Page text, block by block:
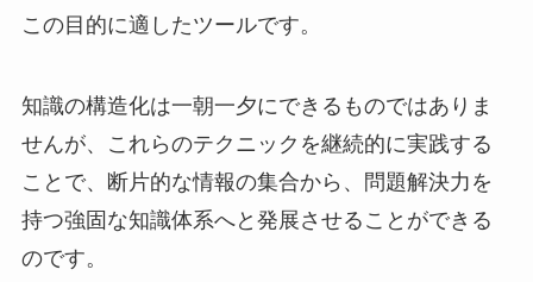
この目的に適したツールです。
知識の構造化は一朝一夕にできるものではありま
せんが、これらのテクニックを継続的に実践する
ことで、断片的な情報の集合から、問題解決力を
持つ強固な知識体系へと発展させることができる
のです。